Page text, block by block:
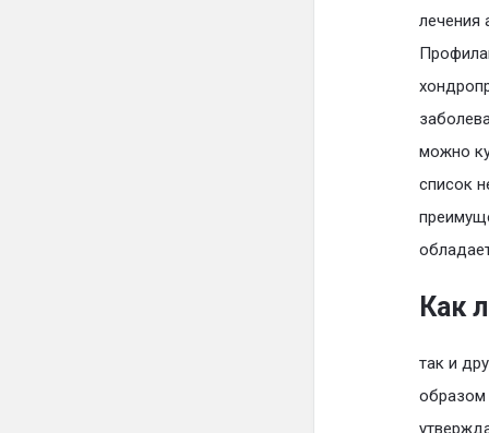
лечения
можно
список
Как
так и
образом